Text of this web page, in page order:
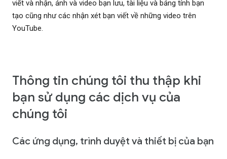
viết và nhận, ảnh và video bạn lưu, tài liệu và bảng tính bạn
tạo cũng như các nhận xét bạn viết về những video trên
YouTube.
Thông tin chúng tôi thu thập khi
bạn sử dụng các dịch vụ của
chúng tôi
Các ứng dụng, trình duyệt và thiết bị của bạn